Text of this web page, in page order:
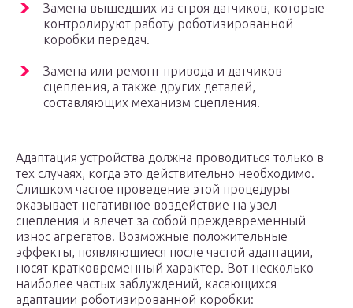
Замена вышедших из строя датчиков, которые
контролируют работу роботизированной
коробки передач.
Замена или ремонт привода и датчиков
сцепления, а также других деталей,
составляющих механизм сцепления.
Адаптация устройства должна проводиться только в
тех случаях, когда это действительно необходимо.
Слишком частое проведение этой процедуры
оказывает негативное воздействие на узел
сцепления и влечет за собой преждевременный
износ агрегатов. Возможные положительные
эффекты, появляющиеся после частой адаптации,
носят кратковременный характер. Вот несколько
наиболее частых заблуждений, касающихся
адаптации роботизированной коробки: